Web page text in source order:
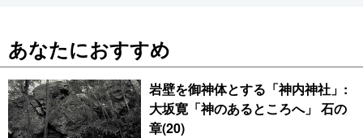
あなたにおすすめ
岩壁を御神体とする「神内神社」:
大坂寛「神のあるところへ」 石の
章(20)